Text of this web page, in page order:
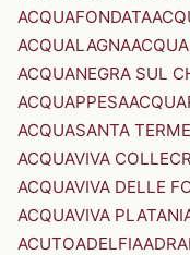
ACQUAFONDATA
ACQUALAGNA
ACQUANEGRA SUL
ACQUAPPESA
ACQUASANTA TERME
ACQUAVIVA
ACQUAVIVA DELLE
ACQUAVIVA PLATANI
ACUTOADELFIA